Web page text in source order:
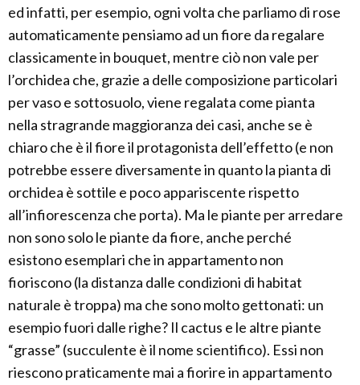
ed infatti, per esempio, ogni volta che parliamo di rose
automaticamente pensiamo ad un fiore da regalare
classicamente in bouquet, mentre ciò non vale per
l’orchidea che, grazie a delle composizione particolari
per vaso e sottosuolo, viene regalata come pianta
nella stragrande maggioranza dei casi, anche se è
chiaro che è il fiore il protagonista dell’effetto (e non
potrebbe essere diversamente in quanto la pianta di
orchidea è sottile e poco appariscente rispetto
all’infiorescenza che porta). Ma le piante per arredare
non sono solo le piante da fiore, anche perché
esistono esemplari che in appartamento non
fioriscono (la distanza dalle condizioni di habitat
naturale è troppa) ma che sono molto gettonati: un
esempio fuori dalle righe? Il cactus e le altre piante
“grasse” (succulente è il nome scientifico). Essi non
riescono praticamente mai a fiorire in appartamento